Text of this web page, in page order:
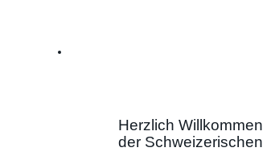
Herzlich
der